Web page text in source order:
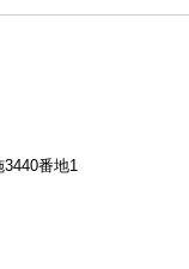
番地1